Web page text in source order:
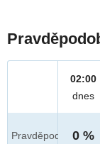
Pravděpod.
02:00
dnes
0 %